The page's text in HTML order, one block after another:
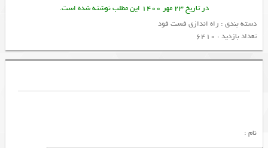
در تاریخ 23 مهر 1400 این مطلب نوشته شده است.
دسته بندی : راه اندازی فست فود
تعداد بازدید : 6410
نام :